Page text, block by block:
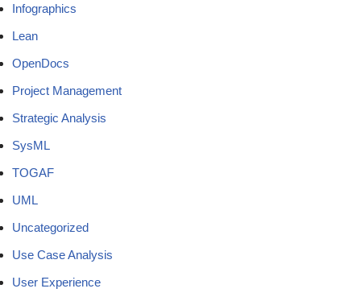
Infographics
Lean
OpenDocs
Project Management
Strategic Analysis
SysML
TOGAF
UML
Uncategorized
Use Case Analysis
User Experience